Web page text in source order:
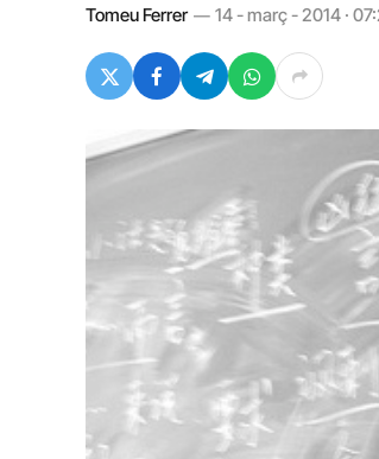
Tomeu Ferrer 14 - març - 2014 ·